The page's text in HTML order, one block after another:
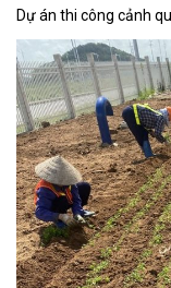
Dự án thi công cảnh